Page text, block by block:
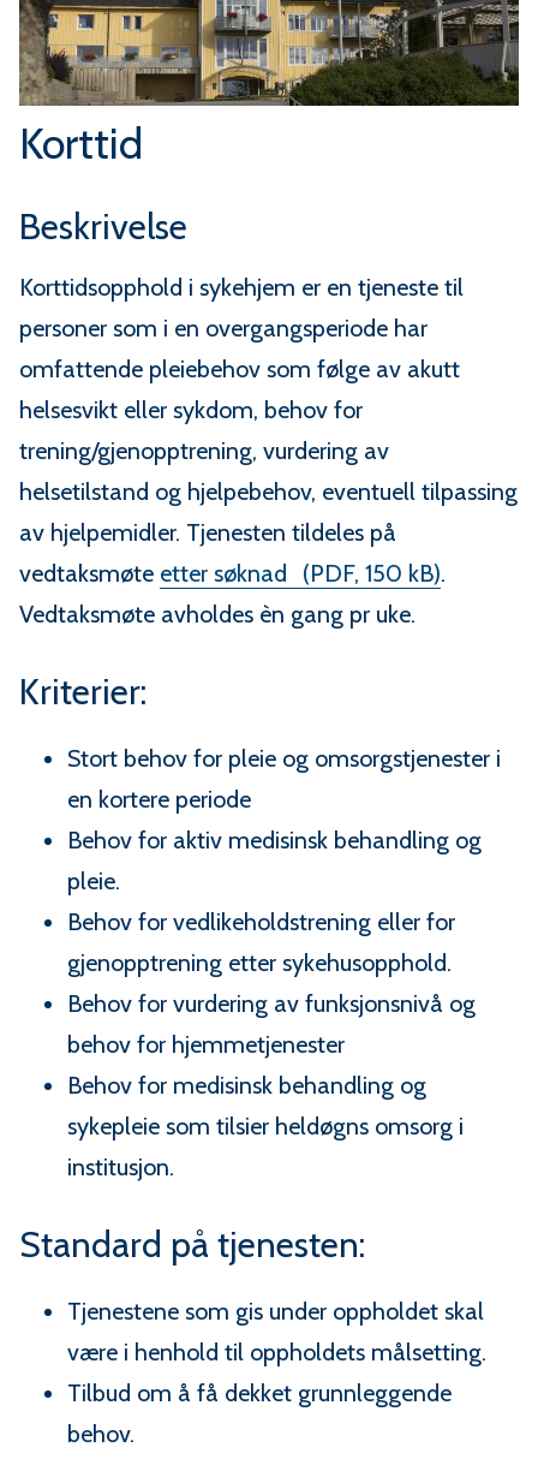
n
e
Korttid
Beskrivelse
Korttidsopphold i sykehjem er en tjeneste til
personer som i en overgangsperiode har
omfattende pleiebehov som følge av akutt
helsesvikt eller sykdom, behov for
trening/gjenopptrening, vurdering av
helsetilstand og hjelpebehov, eventuell tilpassing
av hjelpemidler. Tjenesten tildeles på
vedtaksmøte etter søknad (PDF, 150 kB).
Vedtaksmøte avholdes èn gang pr uke.
Kriterier:
Stort behov for pleie og omsorgstjenester i
en kortere periode
Behov for aktiv medisinsk behandling og
pleie.
Behov for vedlikeholdstrening eller for
gjenopptrening etter sykehusopphold.
Behov for vurdering av funksjonsnivå og
behov for hjemmetjenester
Behov for medisinsk behandling og
sykepleie som tilsier heldøgns omsorg i
institusjon.
Standard på tjenesten:
Tjenestene som gis under oppholdet skal
være i henhold til oppholdets målsetting.
Tilbud om å få dekket grunnleggende
behov.